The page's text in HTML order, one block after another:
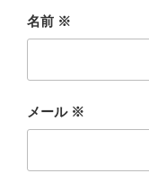
名前 ※
メール ※